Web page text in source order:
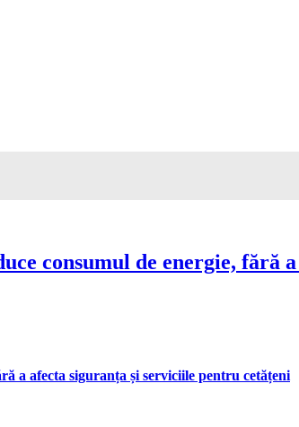
consumul de energie, fără
a afecta siguranța și serviciile pentru cetățeni